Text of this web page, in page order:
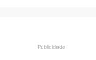
Publicidade